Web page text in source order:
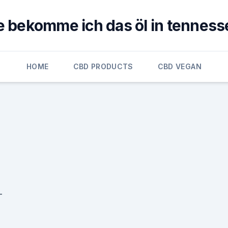
bekomme ich das öl in
HOME CBD PRODUCTS CBD VEGAN